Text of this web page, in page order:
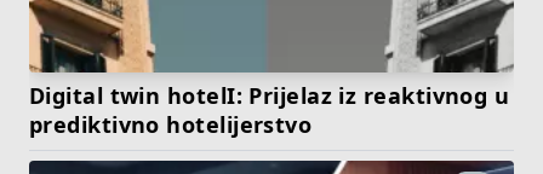
Digital twin hotelI: Prijelaz iz reaktivnog u
prediktivno hotelijerstvo